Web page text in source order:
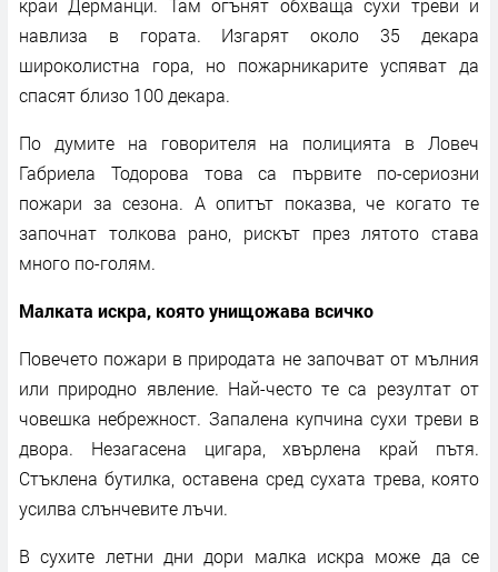
край Дерманци. Там огънят обхваща сухи треви и
навлиза в гората. Изгарят около 35 декара
широколистна гора, но пожарникарите успяват да
спасят близо 100 декара.
По думите на говорителя на полицията в Ловеч
Габриела Тодорова това са първите по-сериозни
пожари за сезона. А опитът показва, че когато те
започнат толкова рано, рискът през лятото става
много по-голям.
Малката искра, която унищожава всичко
Повечето пожари в природата не започват от мълния
или природно явление. Най-често те са резултат от
човешка небрежност. Запалена купчина сухи треви в
двора. Незагасена цигара, хвърлена край пътя.
Стъклена бутилка, оставена сред сухата трева, която
усилва слънчевите лъчи.
В сухите летни дни дори малка искра може да се